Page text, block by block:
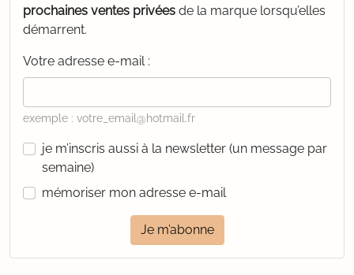
prochaines ventes privées de la marque lorsqu’elles
démarrent.
Votre adresse e-mail :
exemple : votre_email@hotmail.fr
je m’inscris aussi à la newsletter (un message par
semaine)
mémoriser mon adresse e-mail
Je m’abonne